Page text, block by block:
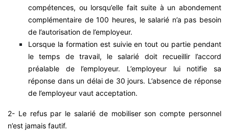
compétences, ou lorsqu’elle fait suite à un abondement
complémentaire de 100 heures, le salarié n’a pas besoin
de l’autorisation de l’employeur.
Lorsque la formation est suivie en tout ou partie pendant
le temps de travail, le salarié doit recueillir l’accord
préalable de l’employeur. L’employeur lui notifie sa
réponse dans un délai de 30 jours. L’absence de réponse
de l’employeur vaut acceptation.
2- Le refus par le salarié de mobiliser son compte personnel
n’est jamais fautif.